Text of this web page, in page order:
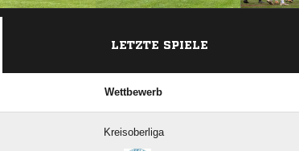
LETZTE SPIELE
Wettbewerb
Kreisoberliga